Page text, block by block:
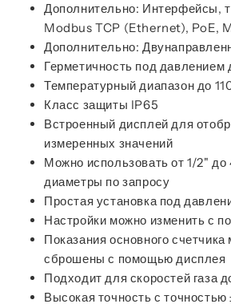
Дополнительно: Интерфейсы,
Modbus TCP (Ethernet), PoE,
Дополнительно:
Герметичность под давлением
Температурный диапазон до
Класс защиты IP65
Встроенный дисплей для
измеренных значений
Можно использовать от 1/2"
диаметры по запросу
Простая установка под
Настройки можно изменить с
Показания основного счетчика
сброшены с помощью дисплея
Подходит для скоростей газа
Высокая точность с точностью